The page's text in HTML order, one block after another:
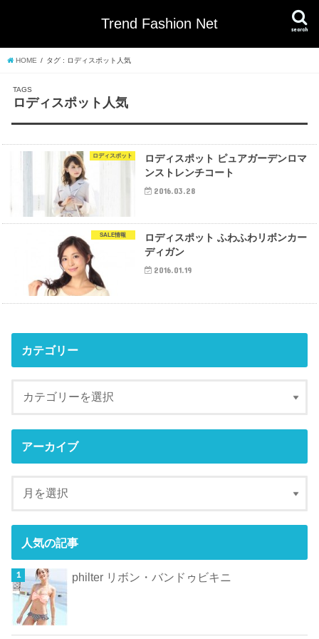
Trend Fashion Net search
HOME タグ : ロディスポット人気
ロディスポット人気
ロディスポット
ロディスポット ピュアガーデンロマ
ンストレンチコート
2016.03.28
SALE情報
ロディスポット ふわふわリボンカー
ディガン
2016.01.19
カテゴリー
アーカイブ
人気の記事
philter リボン・バンドゥビキニ